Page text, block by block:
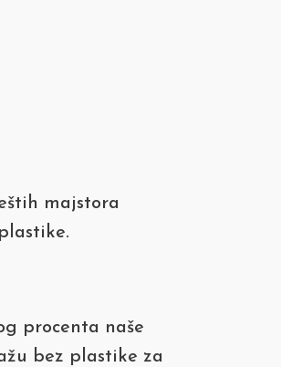
majstora
procenta naše
bez plastike za